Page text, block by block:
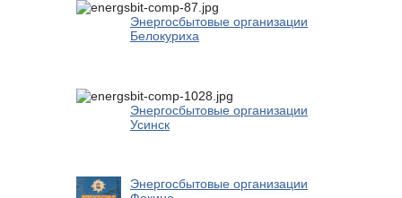
Энергосбытовые организации
Белокуриха
Энергосбытовые организации
Усинск
Энергосбытовые организации